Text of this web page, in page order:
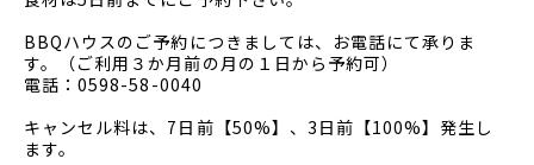
BBQハウスのご予約につきましては、お電話にて承りま
す。
（ご利用３か月前の月の１日から予約可）
電話：0598-58-0040
キャンセル料は、7日前【50%】、3日前【100%】発生し
ます。